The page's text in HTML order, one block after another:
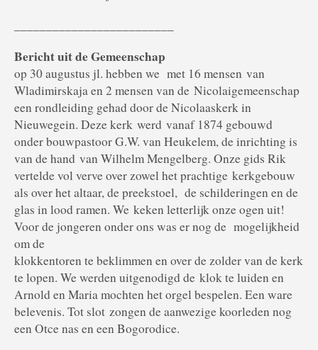
Bericht uit de Gemeenschap
op 30 augustus jl. hebben we met 16 mensen van
Wladimirskaja en 2 mensen van de Nicolaigemeenschap
een rondleiding gehad door de Nicolaaskerk in
Nieuwegein. Deze kerk werd vanaf 1874 gebouwd
onder bouwpastoor G.W. van Heukelem, de inrichting is
van de hand van Wilhelm Mengelberg. Onze gids Rik
vertelde vol verve over zowel het prachtige kerkgebouw
als over het altaar, de preekstoel, de schilderingen en de
glas in lood ramen. We keken letterlijk onze ogen uit!
Voor de jongeren onder ons was er nog de mogelijkheid
om de
klokkentoren te beklimmen en over de zolder van de kerk
te lopen. We werden uitgenodigd de klok te luiden en
Arnold en Maria mochten het orgel bespelen. Een ware
belevenis. Tot slot zongen de aanwezige koorleden nog
een Otce nas en een Bogorodice.